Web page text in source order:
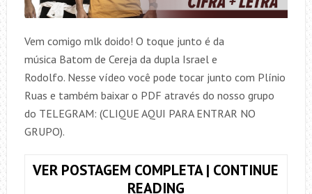
Vem comigo mlk doido! O toque junto é da
música Batom de Cereja da dupla Israel e
Rodolfo. Nesse vídeo você pode tocar junto com Plínio
Ruas e também baixar o PDF através do nosso grupo
do TELEGRAM: (CLIQUE AQUI PARA ENTRAR NO
GRUPO).
VER POSTAGEM COMPLETA | CONTINUE
READINGTOQUE